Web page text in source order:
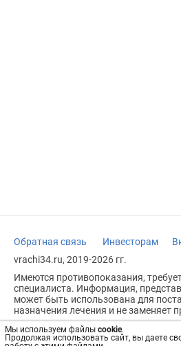
Мы используем файлы cookie.
Продолжая использовать сайт, вы даете
Обратная связь Инвесторам
vrachi34.ru, 2019-2026 гг.
Имеются противопоказания,
специалиста. Информация,
может быть использована для
назначения лечения и не заменяет
Возрастное ограничение: 18+